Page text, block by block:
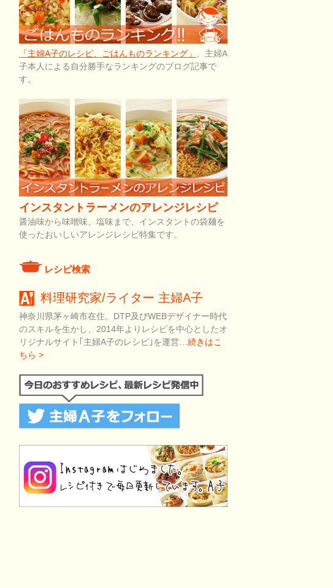
「主婦A子のレシピ、ごはんものランキング」
、主婦A
子本人による自分勝手なランキングのブログ記事で
す。
インスタントラーメンのアレンジレシピ
醤油味から味噌味、塩味まで、インスタントの袋麺を
使ったおいしいアレンジレシピ特集です。
レシピ検索
料理研究家/ライター 主婦A子
神奈川県茅ヶ崎市在住。DTP及びWEBデザイナー時代
のスキルを生かし、2014年よりレシピを中心としたオ
リジナルサイト｢主婦A子のレシピ｣を運営… 続きはこ
ちら >